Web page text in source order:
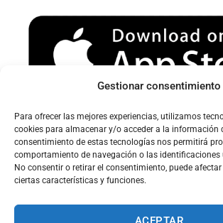
Gestionar consentimiento
Para ofrecer las mejores experiencias, utilizamos
cookies para almacenar y/o acceder a la información
consentimiento de estas tecnologías nos permitirá
comportamiento de navegación o las identificaciones
No consentir o retirar el consentimiento, puede
ciertas características y funciones.
Avertissement sur le spam :
Veuillez vérifier votre dossier spam ou
recevoir nos e-mails.